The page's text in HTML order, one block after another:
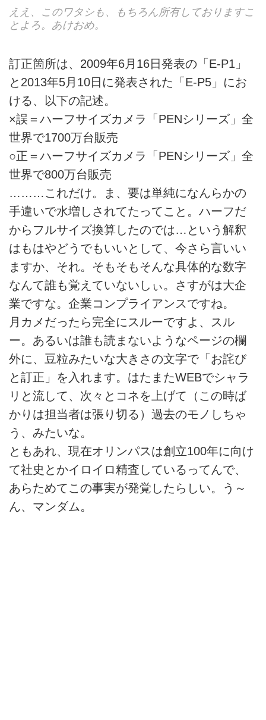
ええ、このワタシも、もちろん所有しておりますこ
とよろ。あけおめ。
訂正箇所は、2009年6月16日発表の「E-P1」
と2013年5月10日に発表された「E-P5」にお
ける、以下の記述。
×誤＝ハーフサイズカメラ「PENシリーズ」全
世界で1700万台販売
○正＝ハーフサイズカメラ「PENシリーズ」全
世界で800万台販売
………これだけ。ま、要は単純になんらかの
手違いで水増しされてたってこと。ハーフだ
からフルサイズ換算したのでは…という解釈
はもはやどうでもいいとして、今さら言いい
ますか、それ。そもそもそんな具体的な数字
なんて誰も覚えていないしぃ。さすがは大企
業ですな。企業コンプライアンスですね。
月カメだったら完全にスルーですよ、スル
ー。あるいは誰も読まないようなページの欄
外に、豆粒みたいな大きさの文字で「お詫び
と訂正」を入れます。はたまたWEBでシャラ
リと流して、次々とコネを上げて（この時ば
かりは担当者は張り切る）過去のモノしちゃ
う、みたいな。
ともあれ、現在オリンパスは創立100年に向け
て社史とかイロイロ精査しているってんで、
あらためてこの事実が発覚したらしい。う～
ん、マンダム。